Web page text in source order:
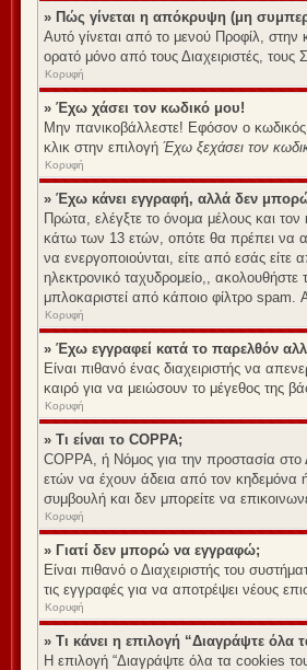
» Πώς γίνεται η απόκρυψη (μη
Αυτό γίνεται από το μενού Προφίλ,
ορατό μόνο από τους Διαχειριστές,
Κορυφή
» Έχω χάσει τον κωδικό μου!
Μην πανικοβάλλεστε! Εφόσον ο κωδικός
κλικ στην επιλογή Έχω ξεχάσει τον
Κορυφή
» Έχω κάνει εγγραφή, αλλά δεν
Πρώτα, ελέγξτε το όνομα μέλους και
κάτω των 13 ετών, οπότε θα πρέπει να
να ενεργοποιούνται, είτε από εσάς
ηλεκτρονικό ταχυδρομείο,, ακολουθήστε
μπλοκαριστεί από κάποιο φίλτρο spam.
Κορυφή
» Έχω εγγραφεί κατά το παρελθόν
Είναι πιθανό ένας διαχειριστής να
καιρό για να μειώσουν το μέγεθος της
Κορυφή
» Τι είναι το COPPA;
COPPA, ή Νόμος για την προστασία στο
ετών να έχουν άδεια από τον κηδεμόνα
συμβουλή και δεν μπορείτε να
Κορυφή
» Γιατί δεν μπορώ να εγγραφώ;
Είναι πιθανό ο Διαχειριστής του
τις εγγραφές για να αποτρέψει νέους
Κορυφή
» Τι κάνει η επιλογή “Διαγράψτε
Η επιλογή “Διαγράψτε όλα τα cookies